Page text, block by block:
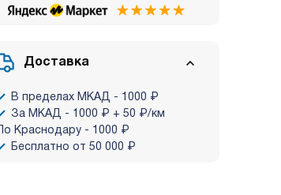
Доставка
В пределах МКАД - 1000 ₽
За МКАД - 1000 ₽ + 50 ₽/км
По Краснодару - 1000 ₽
Бесплатно от 50 000 ₽